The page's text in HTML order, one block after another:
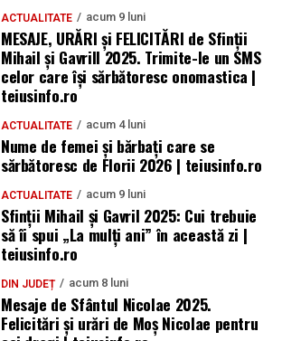
ACTUALITATE acum 9 luni
MESAJE, URĂRI și FELICITĂRI de Sfinții
Mihail și Gavrill 2025. Trimite-le un SMS
celor care își sărbătoresc onomastica |
teiusinfo.ro
ACTUALITATE acum 4 luni
Nume de femei și bărbați care se
sărbătoresc de Florii 2026 | teiusinfo.ro
ACTUALITATE acum 9 luni
Sfinții Mihail și Gavril 2025: Cui trebuie
să îi spui „La mulţi ani” în această zi |
teiusinfo.ro
DIN JUDEȚ acum 8 luni
Mesaje de Sfântul Nicolae 2025.
Felicitări și urări de Moș Nicolae pentru